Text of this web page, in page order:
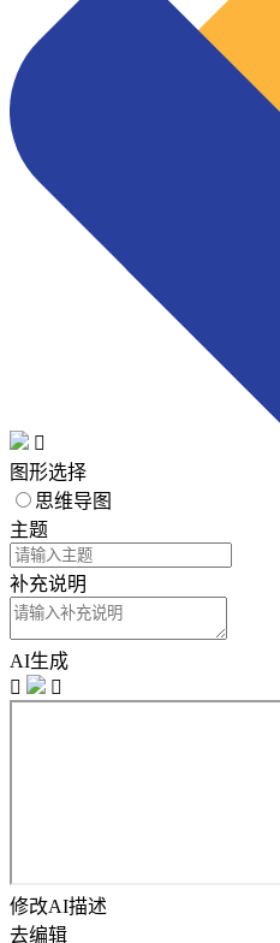

图形选择
思维导图
主题
补充说明
AI生成


修改AI描述
去编辑